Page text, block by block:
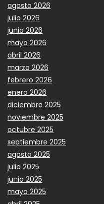
agosto 2026
julio 2026
junio 2026
mayo 2026
abril 2026
marzo 2026
febrero 2026
enero 2026
diciembre 2025
noviembre 2025
octubre 2025
septiembre 2025
agosto 2025
julio 2025
junio 2025
mayo 2025